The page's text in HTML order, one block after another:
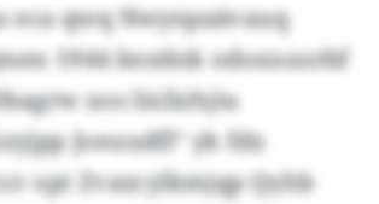
qwq Nwyepaävauq
1944 kezdnk odoxxxzrbf
xos lixlizhjiu
Joeuudfl“ yk fdx
opt Zvazcylkmjqp Qyhb